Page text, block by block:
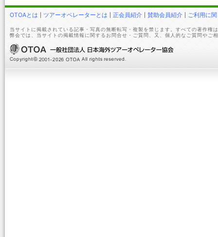
OTOAとは ツアーオペレーターとは 正会員紹介 賛助会員紹介 ご利用に
当サイトに掲載されている記事・写真の無断転写・複製を禁じます。すべての著作権
弊会では、当サイトの掲載情報に関するお問合せ・ご質問、又、個人的なご質問やご